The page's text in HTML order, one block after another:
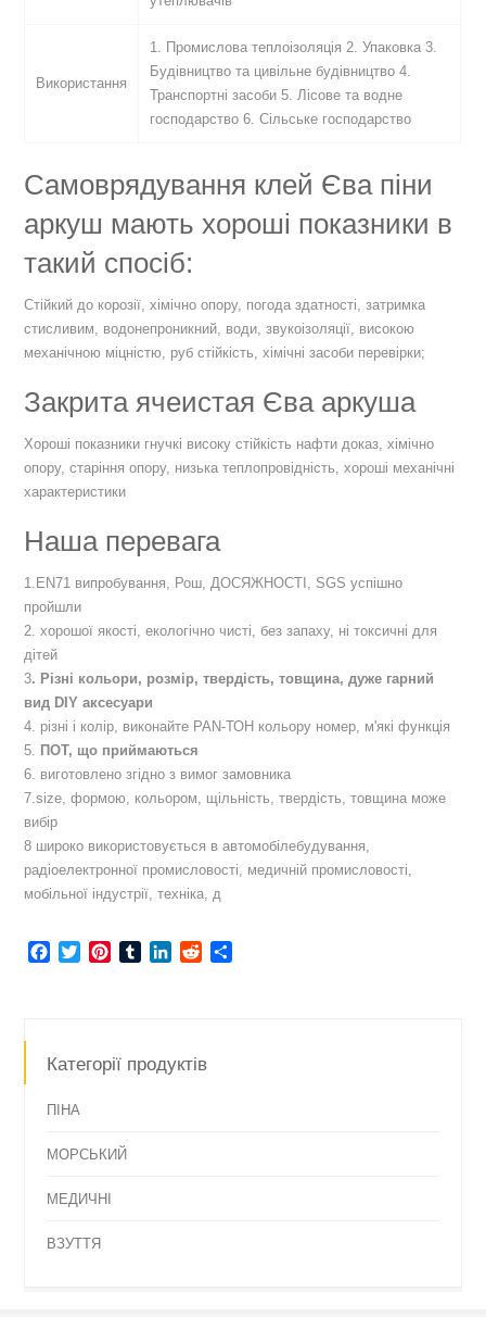
Використання
1. Промислова теплоізоляція 2. Упаковка 3.
Будівництво та цивільне будівництво 4.
Транспортні засоби 5. Лісове та водне
господарство 6. Сільське господарство
Самоврядування клей Єва піни
аркуш мають хороші показники в
такий спосіб:
Стійкий до корозії, хімічно опору, погода здатності, затримка
стисливим, водонепроникний, води, звукоізоляції, високою
механічною міцністю, руб стійкість, хімічні засоби перевірки;
Закрита ячеистая Єва аркуша
Хороші показники гнучкі високу стійкість нафти доказ, хімічно
опору, старіння опору, низька теплопровідність, хороші механічні
характеристики
Наша перевага
1.EN71 випробування, Рош, ДОСЯЖНОСТІ, SGS успішно
пройшли
2. хорошої якості, екологічно чисті, без запаху, ні токсичні для
дітей
3. Різні кольори, розмір, твердість, товщина, дуже гарний
вид DIY аксесуари
4. різні і колір, виконайте PAN-ТОН кольору номер, м'які функція
5. ПОТ, що приймаються
6. виготовлено згідно з вимог замовника
7.size, формою, кольором, щільність, твердість, товщина може
вибір
8 широко використовується в автомобілебудування,
радіоелектронної промисловості, медичній промисловості,
мобільної індустрії, техніка, д
Facebook
TwitterPinterestTumblrLinkedInReddit
Категорії продуктів
ПІНА
МОРСЬКИЙ
МЕДИЧНІ
ВЗУТТЯ